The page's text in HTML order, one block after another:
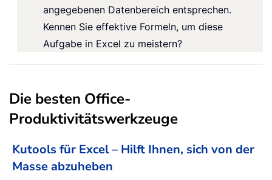
angegebenen Datenbereich entsprechen.
Kennen Sie effektive Formeln, um diese
Aufgabe in Excel zu meistern?
Die besten Office-
Produktivitätswerkzeuge
Kutools für Excel – Hilft Ihnen, sich von der
Masse abzuheben